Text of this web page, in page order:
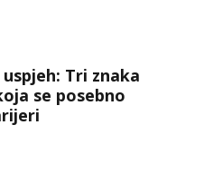
Tri znaka
se posebno